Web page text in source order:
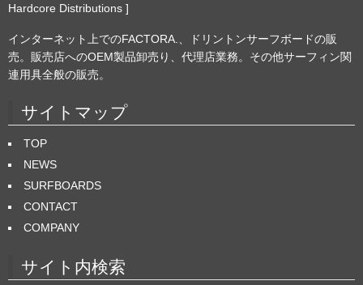
Hardcore Distributions ]
インターネット上でのFACTORA.、ドリントンサーフボードの販
売。販売店へのOEM製品卸売り、代理店業務。その他サーフィン関
連用具全般の販売。
サイトマップ
TOP
NEWS
SURFBOARDS
CONTACT
COMPANY
サイト内検索